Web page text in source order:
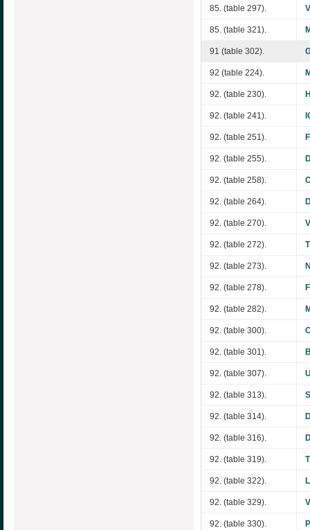
85. (table 297).
85. (table 321).
91 (table 302).
92 (table 224).
92. (table 230).
92. (table 241).
92. (table 251).
92. (table 255).
92. (table 258).
92. (table 264).
92. (table 270).
92. (table 272).
92. (table 273).
92. (table 278).
92. (table 282).
92. (table 300).
92. (table 301).
92. (table 307).
92. (table 313).
92. (table 314).
92. (table 316).
92. (table 319).
92. (table 322).
92. (table 329).
92. (table 330).